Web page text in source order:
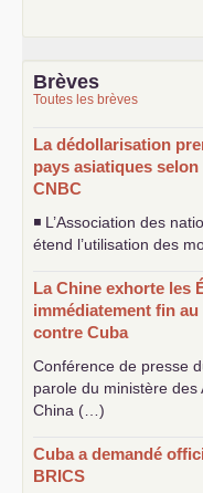
Brèves
Toutes les brèves
La dédollarisation
pays asiatiques
CNBC
◾ L’Association des
étend l’utilisation des
La Chine exhorte les
immédiatement fin
contre Cuba
Conférence de presse
parole du ministère
China (…)
Cuba a demandé
BRICS